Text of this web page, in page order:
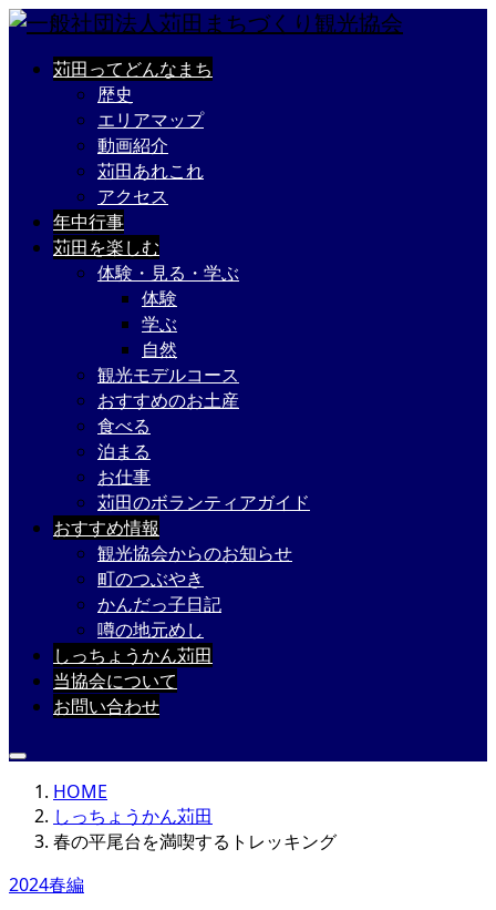
苅田ってどんなまち
歴史
エリアマップ
動画紹介
苅田あれこれ
アクセス
年中行事
苅田を楽しむ
体験・見る・学ぶ
体験
学ぶ
自然
観光モデルコース
おすすめのお土産
食べる
泊まる
お仕事
苅田のボランティアガイド
おすすめ情報
観光協会からのお知らせ
町のつぶやき
かんだっ子日記
噂の地元めし
しっちょうかん苅田
当協会について
お問い合わせ
HOME
しっちょうかん苅田
春の平尾台を満喫するトレッキング
2024春編